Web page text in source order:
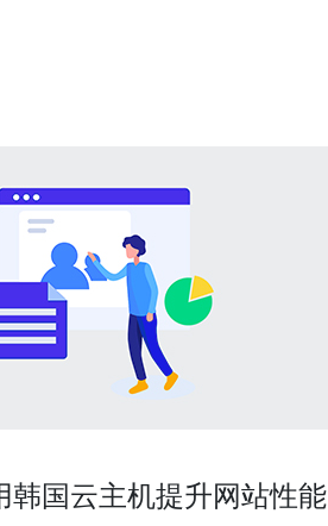
迟，提升用户体验。
韩国云主机提升网站性能